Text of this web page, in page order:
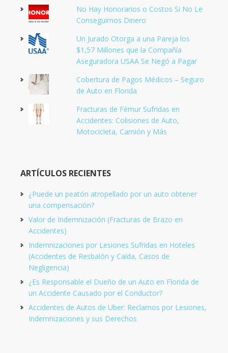
No Hay Honorarios o Costos Si No Le
Conseguimos Dinero
Un Jurado Otorga a una Pareja los
$1,57 Millones que la Compañía
Aseguradora USAA Se Negó a Pagar
Cobertura de Pagos Médicos – Seguro
de Auto en Florida
Fracturas de Fémur Sufridas en
Accidentes: Colisiones de Auto,
Motocicleta, Camión y Más
ARTÍCULOS RECIENTES
¿Puede un peatón atropellado por un auto obtener
una compensación?
Valor de Indemnización (Fracturas de Brazo en
Accidentes)
Indemnizaciones por Lesiones Sufridas en Hoteles
(Accidentes de Resbalón y Caída, Casos de
Negligencia)
¿Es Responsable el Dueño de un Auto en Florida de
un Accidente Causado por el Conductor?
Accidentes de Autos de Uber: Reclamos por Lesiones,
Indemnizaciones y sus Derechos